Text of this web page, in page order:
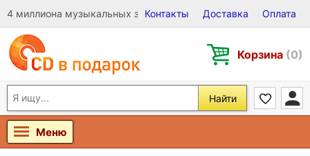
4 миллиона музыкальных записей на Виниле, CD и DVD
Контакты Доставка Оплата
Корзина (0)
Найти
Меню